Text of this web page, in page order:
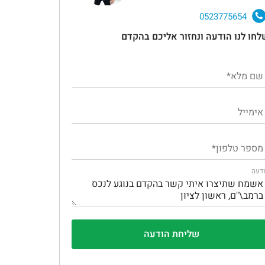
0523775654
לנו הודעה ונחזור אליכם בהקדם